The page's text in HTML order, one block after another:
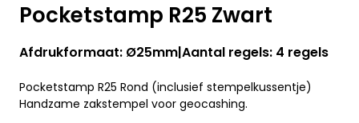
Pocketstamp R25 Zwart
Afdrukformaat: Ø25mm Aantal regels: 4 regels
Pocketstamp R25 Rond (inclusief stempelkussentje)
Handzame zakstempel voor geocashing.